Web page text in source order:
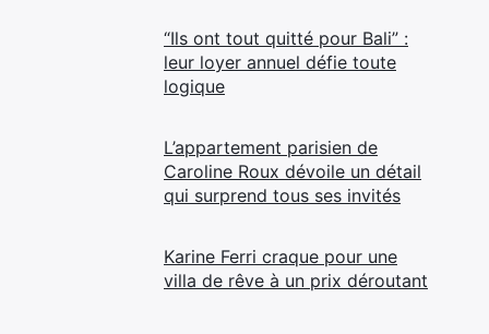
“Ils ont tout quitté pour Bali” :
leur loyer annuel défie toute
logique
L’appartement parisien de
Caroline Roux dévoile un détail
qui surprend tous ses invités
Karine Ferri craque pour une
villa de rêve à un prix déroutant